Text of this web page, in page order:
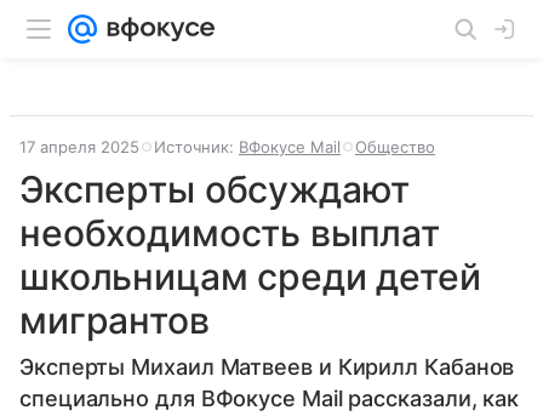
17 апреля 2025 Источник: ВФокусе Mail Общество
Эксперты обсуждают
необходимость выплат
школьницам среди детей
мигрантов
Эксперты Михаил Матвеев и Кирилл Кабанов
специально для ВФокусе Mail рассказали, как